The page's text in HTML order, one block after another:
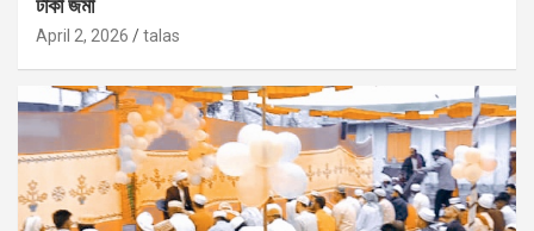
টাকা জমা
April 2, 2026 talas